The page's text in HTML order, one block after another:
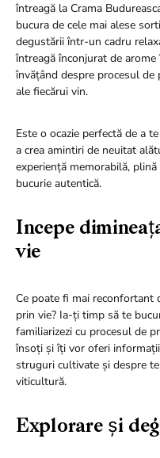
întreagă la Crama
bucura de cele mai alese
degustării într-un cadru
întreagă înconjurat de
învățând despre procesul
ale fiecărui vin.
Este o ocazie perfectă de a
a crea amintiri de neuitat
experiență memorabilă,
bucurie autentică.
Incepe
vie
Ce poate fi mai reconfortant
prin vie? Ia-ți timp să te
familiarizezi cu procesul de
însoți și îți vor oferi
struguri cultivate și despre
viticultură.
Explorare și